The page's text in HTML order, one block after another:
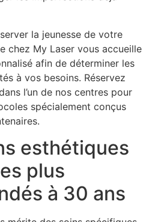
la jeunesse de votre
chez My Laser vous accueille
afin de déterminer les
à vos besoins. Réservez
l’un de nos centres pour
spécialement conçus
esthétiques
plus
à 30 ans